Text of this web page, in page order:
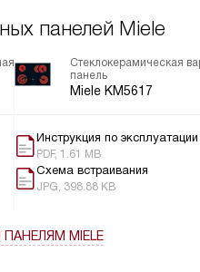
прежний режим. Панель из
легко моется, а черная
нержавеющей стали отлично
панелей Miele
Стеклокерамическая
панель
Miele KM5617
Инструкция по эксплуатации
PDF, 1.61 MB
Схема встраивания
JPG, 398.88 KB
MIELE